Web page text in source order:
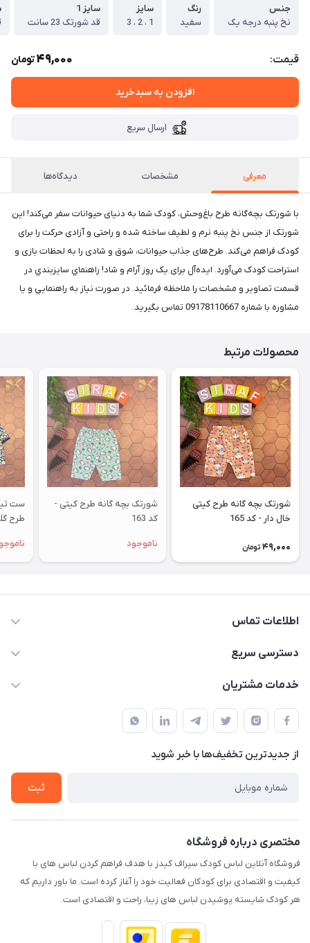
جنس
نخ پنبه درجه یک
رنگ
سفید
سایز
1 ، 2 ، 3
سایز 1
قد شورتک 23 سانت
قیمت: 49,000تومان
افزودن به سبدخرید
ارسال سریع
معرفی مشخصات دیدگاه‌ها
با شورتک بچه‌گانه طرح باغ‌وحش، کودک شما به دنیای حیوانات سفر می‌کند! این
شورتک از جنس نخ پنبه نرم و لطیف ساخته شده و راحتی و آزادی حرکت را برای
کودک فراهم می‌کند. طرح‌های جذاب حیوانات، شوق و شادی را به لحظات بازی و
استراحت کودک می‌آورد. ایده‌آل برای یک روز آرام و شاد! راهنماي سايزبندي در
قسمت تصاوير و مشخصات را ملاحظه فرمائيد. در صورت نياز به راهنمايي و يا
مشاوره با شماره 09178110667 تماس بگيريد.
محصولات مرتبط
شورتک بچه گانه طرح کیتی
خال دار - کد 165
49,000 تومان
شورتک بچه گانه طرح کیتی -
کد 163
ناموجود
ست
طرح
اطلاعات تماس
09178110667
پاسارگارد۷ – کنار نانوایی – دفتر مجموعه سیراف
دسترسی سریع
حساب کاربری
درباره ما
تماس با ما
خدمات مشتریان
قوانین و مقررات
حریم خصوصی
راهنما
از جدید‌ترین تخفیف‌ها با‌ خبر شوید
ثبت
مختصری درباره فروشگاه
فروشگاه آنلاین لباس کودک سیراف کیدز با هدف فراهم کردن لباس های با
کیفیت و اقتصادی برای کودکان فعالیت خود را آغاز کرده است. ما باور داریم که
هر کودک شایسته پوشیدن لباس های زیبا، راحت و اقتصادی است.